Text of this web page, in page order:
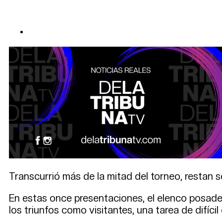
Transcurrió más de la mitad del torneo, restan
En estas once presentaciones, el elenco
los triunfos como visitantes, una tarea de